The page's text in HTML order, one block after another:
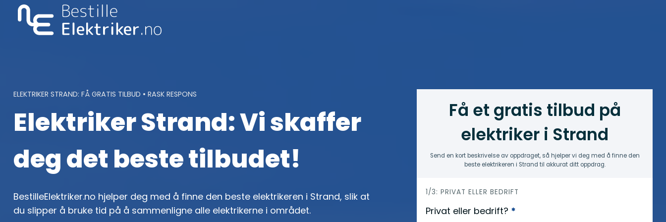
content
ELEKTRIKER STRAND: FÅ GRATIS TILBUD • RASK RESPONS
Elektriker Strand: Vi skaffer
deg det beste tilbudet!
BestilleElektriker.no hjelper deg med å finne den beste elektrikeren i Strand, slik at
du slipper å bruke tid på å sammenligne alle elektrikerne i området.
Få et gratis tilbud på
elektriker i Strand
Send en kort beskrivelse av oppdraget, så hjelper vi deg med å finne den
beste elektrikeren i Strand til akkurat ditt oppdrag.
h
e
1/3: PRIVAT ELLER BEDRIFT
Privat eller bedrift? *